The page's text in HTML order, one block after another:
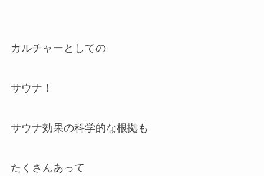
カルチャーとしての
サウナ！
サウナ効果の科学的な根拠も
たくさんあって